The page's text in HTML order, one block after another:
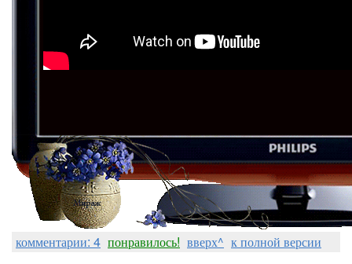
комментарии: 4 понравилось! вверх^ к полной версии